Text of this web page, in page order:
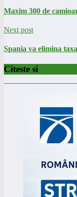
Maxim 300 de
Next post
Spania va elimina
Citeste si